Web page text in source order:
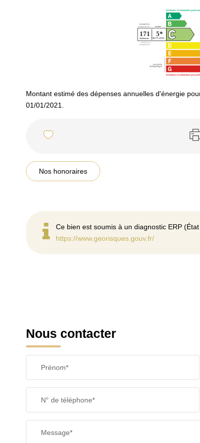
Montant estimé des dépenses annuelles d'énergie
01/01/2021.
Nos honoraires
Ce bien est soumis à un diagnostic ERP
https://www.georisques.gouv.fr/
Nous contacter
Prénom*
N° de téléphone*
Message*